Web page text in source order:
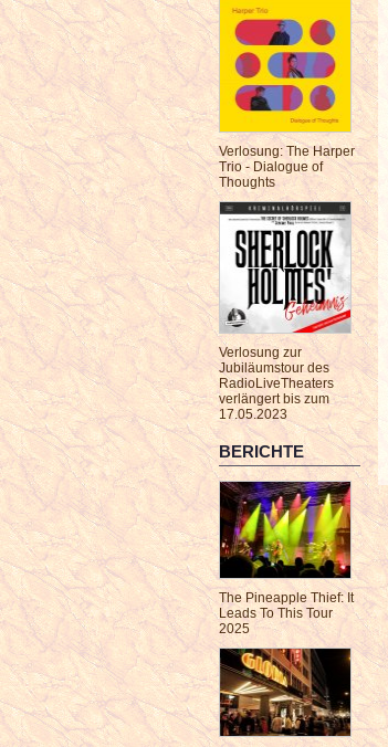
Verlosung: The Harper
Trio - Dialogue of
Thoughts
Verlosung zur
Jubiläumstour des
RadioLiveTheaters
verlängert bis zum
17.05.2023
BERICHTE
The Pineapple Thief: It
Leads To This Tour
2025